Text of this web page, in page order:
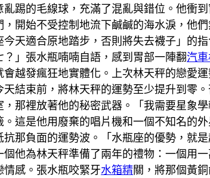
踢的毛線球，充滿了混亂與錯位。他衝
開始不受控制地流下鹹鹹的海水淚，他
天適合原地踏步，否則將失去襪子」的
」張水瓶喃喃自語，感到胃部一陣翻汽
越發瘋狂地實體化。上次林天秤的戀愛
結束前，將林天秤的運勢至少提升到零
那裡放著他的秘密武器。「我需要星象
這是他用廢棄的唱片機和一個不知名的
那負面的運勢波。「水瓶座的優勢，就
他為林天秤準備了兩年的禮物：一個用
感。張水瓶咬緊牙水箱精關，將那個黃